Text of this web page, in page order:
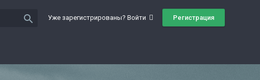
Уже зарегистрированы? Войти Регистрация
search